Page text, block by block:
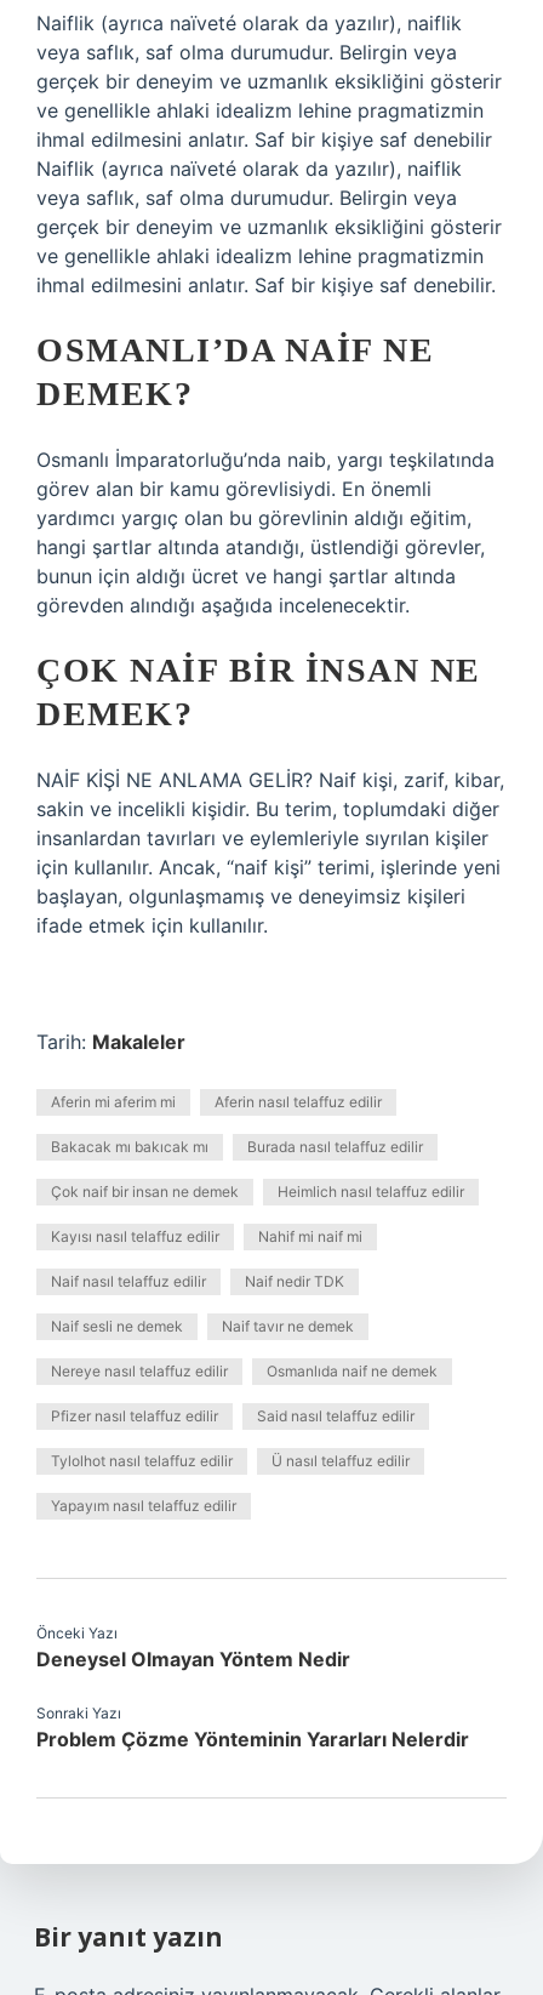
Naiflik (ayrıca naïveté olarak da yazılır), naiflik
veya saflık, saf olma durumudur. Belirgin veya
gerçek bir deneyim ve uzmanlık eksikliğini gösterir
ve genellikle ahlaki idealizm lehine pragmatizmin
ihmal edilmesini anlatır. Saf bir kişiye saf denebilir
Naiflik (ayrıca naïveté olarak da yazılır), naiflik
veya saflık, saf olma durumudur. Belirgin veya
gerçek bir deneyim ve uzmanlık eksikliğini gösterir
ve genellikle ahlaki idealizm lehine pragmatizmin
ihmal edilmesini anlatır. Saf bir kişiye saf denebilir.
OSMANLI’DA NAIF NE
DEMEK?
Osmanlı İmparatorluğu’nda naib, yargı teşkilatında
görev alan bir kamu görevlisiydi. En önemli
yardımcı yargıç olan bu görevlinin aldığı eğitim,
hangi şartlar altında atandığı, üstlendiği görevler,
bunun için aldığı ücret ve hangi şartlar altında
görevden alındığı aşağıda incelenecektir.
ÇOK NAIF BIR INSAN NE
DEMEK?
NAİF KİŞİ NE ANLAMA GELİR? Naif kişi, zarif, kibar,
sakin ve incelikli kişidir. Bu terim, toplumdaki diğer
insanlardan tavırları ve eylemleriyle sıyrılan kişiler
için kullanılır. Ancak, “naif kişi” terimi, işlerinde yeni
başlayan, olgunlaşmamış ve deneyimsiz kişileri
ifade etmek için kullanılır.
Tarih: Makaleler
Aferin mi aferim mi Aferin nasıl telaffuz edilir
Bakacak mı bakıcak mı Burada nasıl telaffuz edilir
Çok naif bir insan ne demek Heimlich nasıl telaffuz edilir
Kayısı nasıl telaffuz edilir Nahif mi naif mi
Naif nasıl telaffuz edilir Naif nedir TDK
Naif sesli ne demek Naif tavır ne demek
Nereye nasıl telaffuz edilir Osmanlıda naif ne demek
Pfizer nasıl telaffuz edilir Said nasıl telaffuz edilir
Tylolhot nasıl telaffuz edilir Ü nasıl telaffuz edilir
Yapayım nasıl telaffuz edilir
Önceki Yazı
Deneysel Olmayan Yöntem Nedir
Sonraki Yazı
Problem Çözme Yönteminin Yararları Nelerdir
Bir yanıt yazın